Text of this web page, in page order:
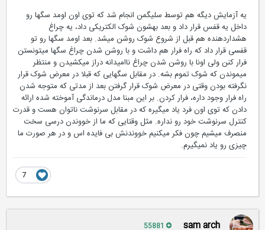
یه آزمایش دیگه هم توسط سلیگمن انجام شد که توی اون اومد سگها رو
داخل یه قفس قرار داد و بعد بهشون شوک الکتریکی داد، یه چراغ
هشداردهنده هم قبل از شروع شوک روشن میشد. بعد اومد سگها رو تو
قفسی قرار داد که راه فرار هم داشت و با روشن شدن چراغ سگها میتونستن
فرار کنن ولی اونا با روشن شدن چراغ ناامیدانه دراز میکشیدن و منتظر
میموندن که شوک تموم بشه. در مقابل سگهایی که قبلا در معرض شوک قرار
نگرفته بودن وقتی در معرض شوک قرار گرفتن بعد از مدتی که متوجه شدن
راه فرار وجود داره، فرار کردن. بر این مبنا مدل درماندگی آموخته شده ارائه
دادن که توی اون فرد یاد میگیره که در مقابل سرنوشت ناتوان هست و قدرت
کنترل سرنوشت خود رو نداره. مثل وقتایی که ما از خووندن درسی سخت
منصرف میشیم چون فکر میکنیم خووندنش بی فایده اس و در هر صورت ما
چیزی رو یاد نمیگیرم.
sam arch